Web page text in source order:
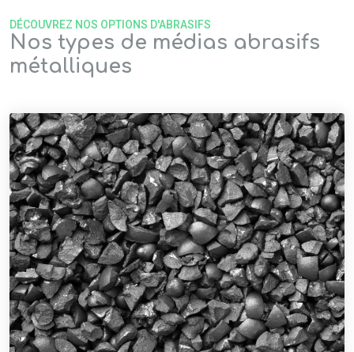
Nos types de médias abrasifs
métalliques
DÉCOUVREZ NOS OPTIONS D'ABRASIFS